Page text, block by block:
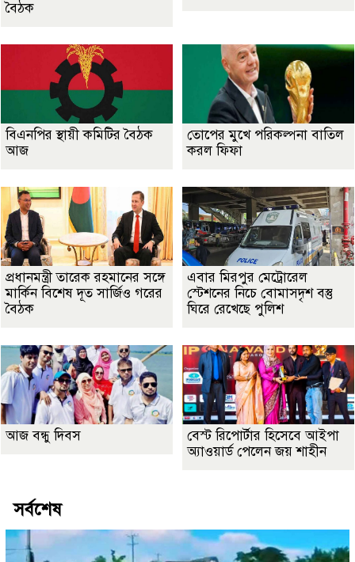
বৈঠক
বিএনপির স্থায়ী কমিটির বৈঠক
আজ
তোপের মুখে পরিকল্পনা বাতিল
করল ফিফা
প্রধানমন্ত্রী তারেক রহমানের সঙ্গে
মার্কিন বিশেষ দূত সার্জিও গরের
বৈঠক
এবার মিরপুর মেট্রোরেল
স্টেশনের নিচে বোমাসদৃশ বস্তু
ঘিরে রেখেছে পুলিশ
আজ বন্ধু দিবস
বেস্ট রিপোর্টার হিসেবে আইপা
অ্যাওয়ার্ড পেলেন জয় শাহীন
সর্বশেষ